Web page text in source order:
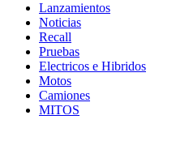
Lanzamientos
Noticias
Recall
Pruebas
Electricos e Hibridos
Motos
Camiones
MITOS